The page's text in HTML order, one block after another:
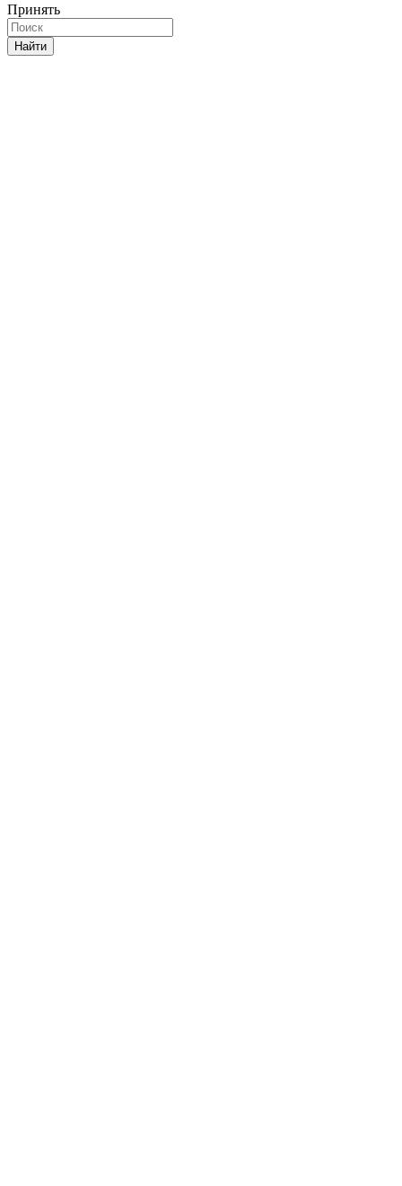
Принять
Найти